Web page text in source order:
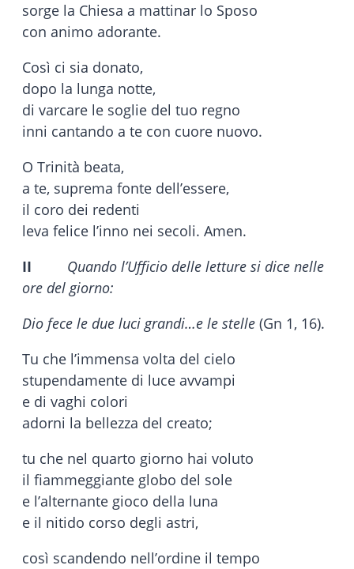
sorge la Chiesa a mattinar lo Sposo
con animo adorante.
Così ci sia donato,
dopo la lunga notte,
di varcare le soglie del tuo regno
inni cantando a te con cuore nuovo.
O Trinità beata,
a te, suprema fonte dell’essere,
il coro dei redenti
leva felice l’inno nei secoli. Amen.
II
Quando l’Ufficio delle letture si dice nelle
ore del giorno:
Dio fece le due luci grandi…e le stelle (Gn 1, 16).
Tu che l’immensa volta del cielo
stupendamente di luce avvampi
e di vaghi colori
adorni la bellezza del creato;
tu che nel quarto giorno hai voluto
il fiammeggiante globo del sole
e l’alternante gioco della luna
e il nitido corso degli astri,
così scandendo nell’ordine il tempo